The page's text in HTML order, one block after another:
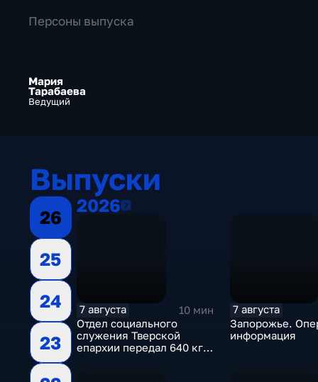
Персоны выпуска
Мария
Тарабаева
Ведущий
Выпуски
26
25
24
23
20262026
7 августа
10 мин
Отдел социального
служения Тверской
епархии передал 640 кг
7 августа
Запорожье.
информация